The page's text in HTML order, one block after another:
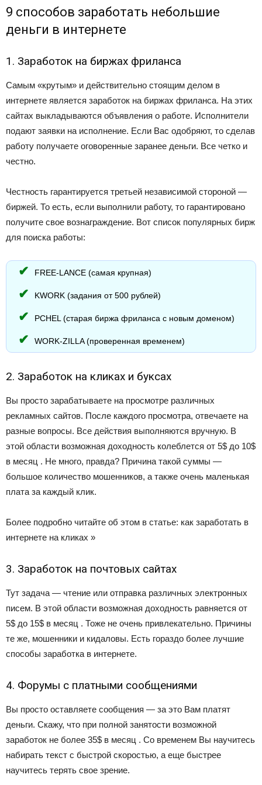
9 способов заработать небольшие
деньги в интернете
1. Заработок на биржах фриланса
Самым «крутым» и действительно стоящим делом в
интернете является заработок на биржах фриланса. На этих
сайтах выкладываются объявления о работе. Исполнители
подают заявки на исполнение. Если Вас одобряют, то сделав
работу получаете оговоренные заранее деньги. Все четко и
честно.
Честность гарантируется третьей независимой стороной —
биржей. То есть, если выполнили работу, то гарантировано
получите свое вознаграждение. Вот список популярных бирж
для поиска работы:
FREE-LANCE (самая крупная)
KWORK (задания от 500 рублей)
PCHEL (старая биржа фриланса с новым доменом)
WORK-ZILLA (проверенная временем)
2. Заработок на кликах и буксах
Вы просто зарабатываете на просмотре различных
рекламных сайтов. После каждого просмотра, отвечаете на
разные вопросы. Все действия выполняются вручную. В
этой области возможная доходность колеблется от 5$ до 10$
в месяц . Не много, правда? Причина такой суммы —
большое количество мошенников, а также очень маленькая
плата за каждый клик.
Более подробно читайте об этом в статье: как заработать в
интернете на кликах »
3. Заработок на почтовых сайтах
Тут задача — чтение или отправка различных электронных
писем. В этой области возможная доходность равняется от
5$ до 15$ в месяц . Тоже не очень привлекательно. Причины
те же, мошенники и кидаловы. Есть гораздо более лучшие
способы заработка в интернете.
4. Форумы с платными сообщениями
Вы просто оставляете сообщения — за это Вам платят
деньги. Скажу, что при полной занятости возможной
заработок не более 35$ в месяц . Со временем Вы научитесь
набирать текст с быстрой скоростью, а еще быстрее
научитесь терять свое зрение.